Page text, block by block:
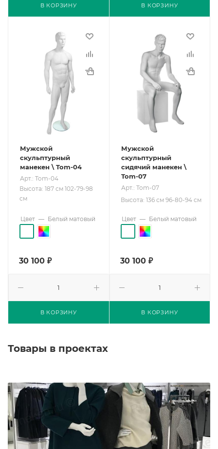
В КОРЗИНУ В КОРЗИНУ
Мужской
скульптурный
манекен \ Tom-04
Арт.: Tom-04
Высота: 187 см 102-79-98
см
В КОРЗИНУ
Цвет — Белый матовый
30 100 ₽
Мужской
скульптурный
сидячий манекен \
Tom-07
Арт.: Tom-07
Высота: 136 см 96-80-94 см
В КОРЗИНУ
Цвет — Белый матовый
30 100₽
Товары в проектах